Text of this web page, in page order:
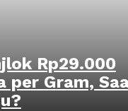
Rp29.000
per Gram,